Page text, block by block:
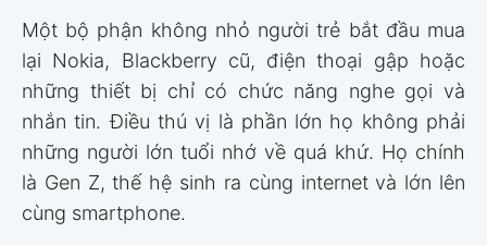
Một bộ phận không nhỏ người trẻ bắt đầu mua
lại Nokia, Blackberry cũ, điện thoại gập hoặc
những thiết bị chỉ có chức năng nghe gọi và
nhắn tin. Điều thú vị là phần lớn họ không phải
những người lớn tuổi nhớ về quá khứ. Họ chính
là Gen Z, thế hệ sinh ra cùng internet và lớn lên
cùng smartphone.